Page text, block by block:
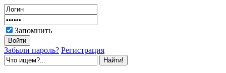
Запомнить
Забыли пароль? Регистрация